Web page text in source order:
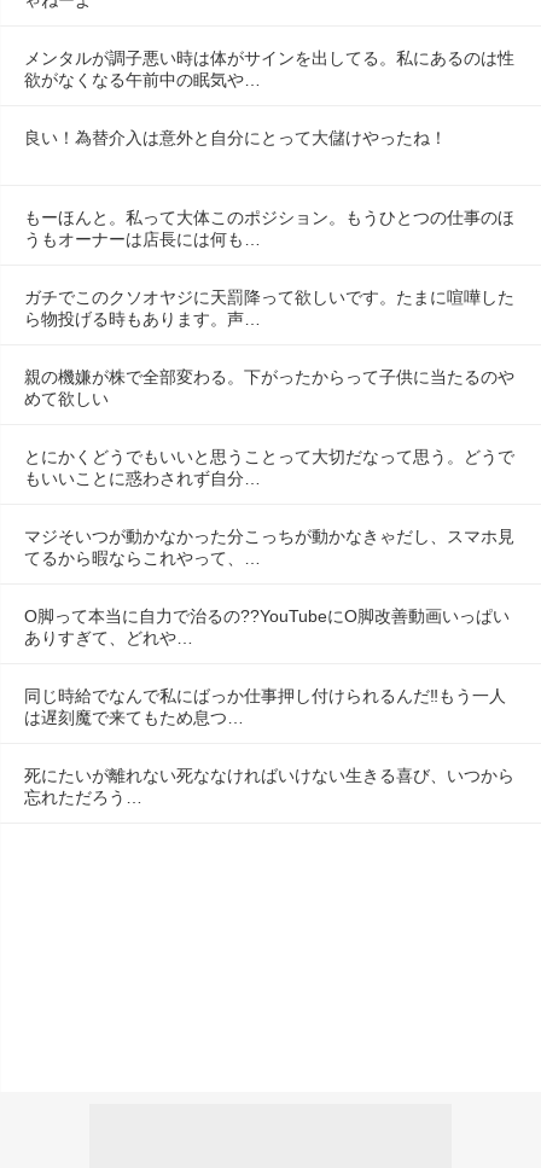
メンタルが調子悪い時は体がサインを出してる。私にあるのは性
欲がなくなる午前中の眠気や…
良い！為替介入は意外と自分にとって大儲けやったね！
もーほんと。私って大体このポジション。もうひとつの仕事のほ
うもオーナーは店長には何も…
ガチでこのクソオヤジに天罰降って欲しいです。たまに喧嘩した
ら物投げる時もあります。声…
親の機嫌が株で全部変わる。下がったからって子供に当たるのや
めて欲しい
とにかくどうでもいいと思うことって大切だなって思う。どうで
もいいことに惑わされず自分…
マジそいつが動かなかった分こっちが動かなきゃだし、スマホ見
てるから暇ならこれやって、…
O脚って本当に自力で治るの??YouTubeにO脚改善動画いっぱい
ありすぎて、どれや…
同じ時給でなんで私にばっか仕事押し付けられるんだ‼️もう一人
は遅刻魔で来てもため息つ…
死にたいが離れない死ななければいけない生きる喜び、いつから
忘れただろう…